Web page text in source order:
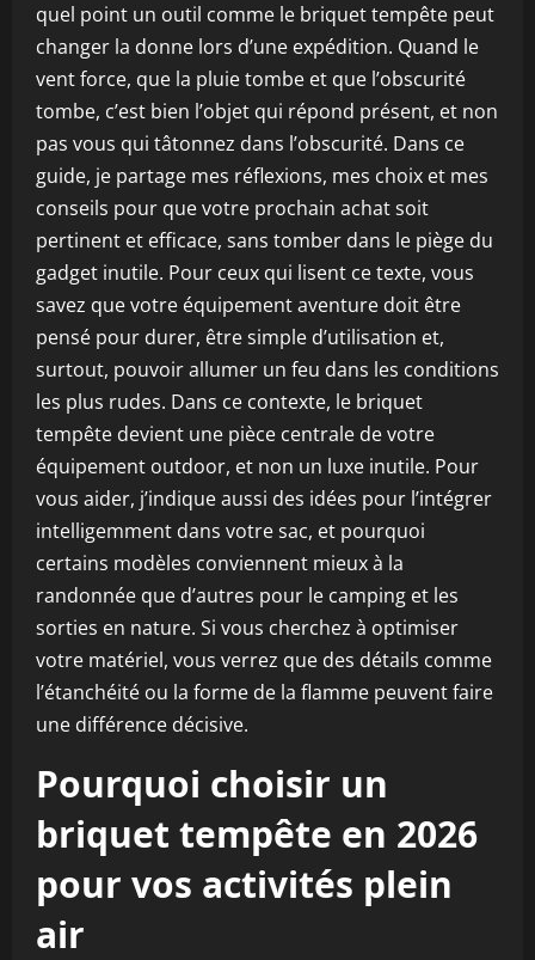
quel point un outil comme le briquet tempête peut
changer la donne lors d’une expédition. Quand le
vent force, que la pluie tombe et que l’obscurité
tombe, c’est bien l’objet qui répond présent, et non
pas vous qui tâtonnez dans l’obscurité. Dans ce
guide, je partage mes réflexions, mes choix et mes
conseils pour que votre prochain achat soit
pertinent et efficace, sans tomber dans le piège du
gadget inutile. Pour ceux qui lisent ce texte, vous
savez que votre équipement aventure doit être
pensé pour durer, être simple d’utilisation et,
surtout, pouvoir allumer un feu dans les conditions
les plus rudes. Dans ce contexte, le briquet
tempête devient une pièce centrale de votre
équipement outdoor, et non un luxe inutile. Pour
vous aider, j’indique aussi des idées pour l’intégrer
intelligemment dans votre sac, et pourquoi
certains modèles conviennent mieux à la
randonnée que d’autres pour le camping et les
sorties en nature. Si vous cherchez à optimiser
votre matériel, vous verrez que des détails comme
l’étanchéité ou la forme de la flamme peuvent faire
une différence décisive.
Pourquoi choisir un
briquet tempête en 2026
pour vos activités plein
air